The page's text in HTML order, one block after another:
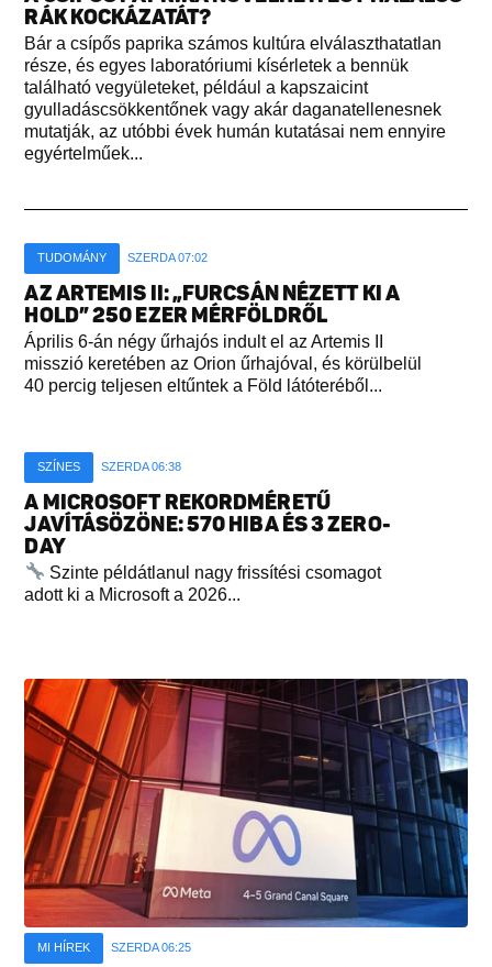
RÁK KOCKÁZATÁT?
Bár a csípős paprika számos kultúra elválaszthatatlan
része, és egyes laboratóriumi kísérletek a bennük
található vegyületeket, például a kapszaicint
gyulladáscsökkentőnek vagy akár daganatellenesnek
mutatják, az utóbbi évek humán kutatásai nem ennyire
egyértelműek...
TUDOMÁNY SZERDA 07:02
AZ ARTEMIS II: „FURCSÁN NÉZETT KI A
HOLD” 250 EZER MÉRFÖLDRŐL
Április 6-án négy űrhajós indult el az Artemis II
misszió keretében az Orion űrhajóval, és körülbelül
40 percig teljesen eltűntek a Föld látóteréből...
SZÍNES SZERDA 06:38
A MICROSOFT REKORDMÉRETŰ
JAVÍTÁSÖZÖNE: 570 HIBA ÉS 3 ZERO-
DAY
Szinte példátlanul nagy frissítési csomagot
adott ki a Microsoft a 2026...
MI HÍREK SZERDA 06:25